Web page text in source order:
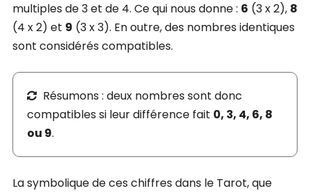
multiples de 3 et de 4. Ce qui nous donne : 6 (3 x 2), 8
(4 x 2) et 9 (3 x 3). En outre, des nombres identiques
sont considérés compatibles.
Résumons : deux nombres sont donc
compatibles si leur différence fait 0, 3, 4, 6, 8
ou 9.
La symbolique de ces chiffres dans le Tarot, que